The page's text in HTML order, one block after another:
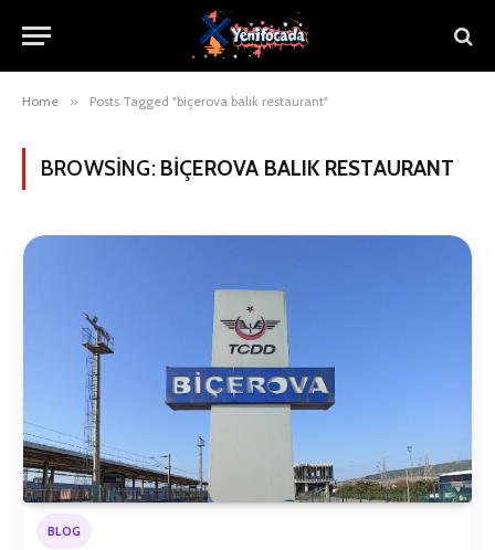
Home » Posts Tagged "biçerova balık restaurant"
BROWSING: BIÇEROVA BALIK RESTAURANT
BLOG